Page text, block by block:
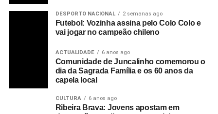
DESPORTO NACIONAL 2 semanas ago
Futebol: Vozinha assina pelo Colo Colo e
vai jogar no campeão chileno
ACTUALIDADE 6 anos ago
Comunidade de Juncalinho comemorou o
dia da Sagrada Família e os 60 anos da
capela local
CULTURA 6 anos ago
Ribeira Brava: Jovens apostam em